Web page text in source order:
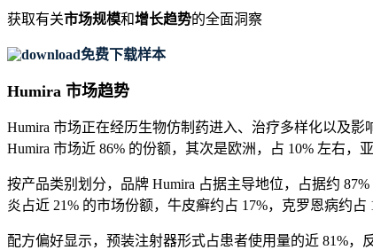
获取有关市场规模和增长趋势的全面洞察
免费下载样本
Humira 市场趋势
Humira 市场正在经历生物仿制药进入、治疗多样化以及
Humira 市场近 86% 的份额，其次是欧洲，占 10% 左右
按产品类别划分，品牌 Humira 占据主导地位，占据约
炎占近 21% 的市场份额，牛皮癣约占 17%，克罗恩病约
配方偏好显示，预装注射器形式占患者使用量的近 81%，